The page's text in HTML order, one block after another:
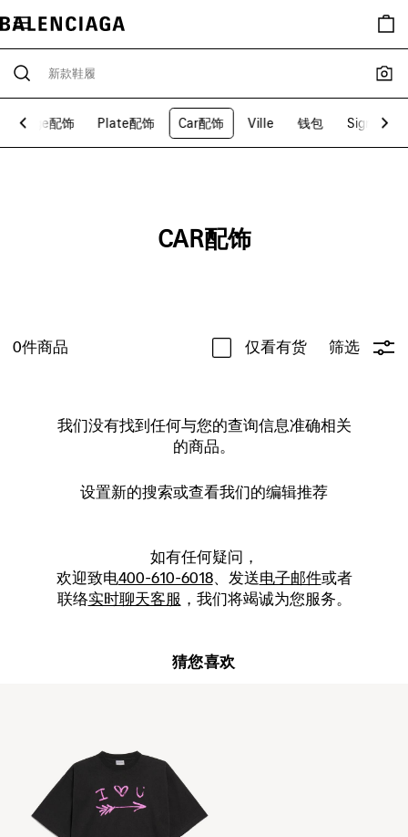
配饰 Plate配饰 Car配饰 Ville 钱包 Signature
CAR配饰
0件商品 仅看有货 筛选
我们没有找到任何与您的查询信息准确相关
的商品。
设置新的搜索或查看我们的编辑推荐
如有任何疑问，
欢迎致电400-610-6018、发送电子邮件或者
联络实时聊天客服 ，我们将竭诚为您服务。
猜您喜欢